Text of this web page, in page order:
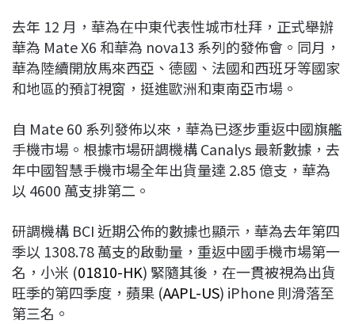
去年 12 月，華為在中東代表性城市杜拜，正式舉辦
華為 Mate X6 和華為 nova13 系列的發佈會。同月，
華為陸續開放馬來西亞、德國、法國和西班牙等國家
和地區的預訂視窗，挺進歐洲和東南亞市場。
自 Mate 60 系列發佈以來，華為已逐步重返中國旗艦
手機市場。根據市場研調機構 Canalys 最新數據，去
年中國智慧手機市場全年出貨量達 2.85 億支，華為
以 4600 萬支排第二。
研調機構 BCI 近期公佈的數據也顯示，華為去年第四
季以 1308.78 萬支的啟動量，重返中國手機市場第一
名，小米 (01810-HK) 緊隨其後，在一貫被視為出貨
旺季的第四季度，蘋果 (AAPL-US) iPhone 則滑落至
第三名。